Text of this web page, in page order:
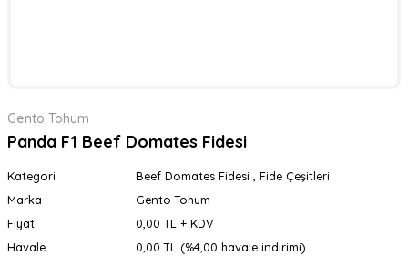
Gento Tohum
Panda F1 Beef Domates Fidesi
Kategori Beef Domates Fidesi
Fide Çeşitleri
Marka
Gento Tohum
Fiyat
0,00 TL + KDV
Havale
0,00 TL (%4,00 havale indirimi)